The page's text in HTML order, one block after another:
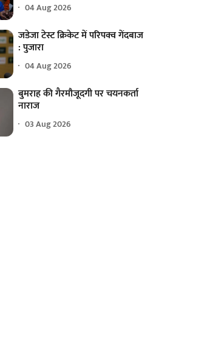
04 Aug 2026
जडेजा टेस्ट क्रिकेट में परिपक्व गेंदबाज
: पुजारा
04 Aug 2026
बुमराह की गैरमौजूदगी पर चयनकर्ता
नाराज
03 Aug 2026